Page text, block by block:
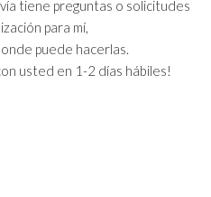
tiene preguntas o solicitudes
para mí,
puede hacerlas.
usted en 1-2 días hábiles!